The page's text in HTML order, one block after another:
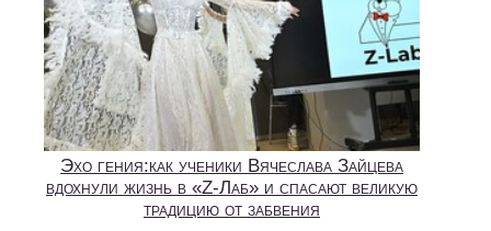
Эхо гения:как ученики Вячеслава Зайцева
вдохнули жизнь в «Z-Лаб» и спасают великую
традицию от забвения